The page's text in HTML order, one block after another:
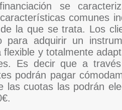
se
comunes
la que se trata. Los
para adquirir un
flexible y totalmente
Es decir que a
podrán pagar
las cuotas las podrán